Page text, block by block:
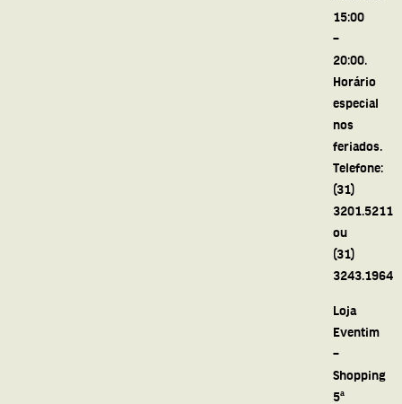
15:00
–
20:00.
Horário
especial
nos
feriados.
Telefone:
(31)
3201.5211
ou
(31)
3243.1964
Loja
Eventim
–
Shopping
5ª